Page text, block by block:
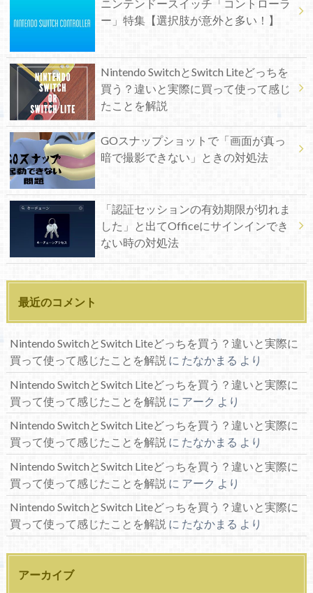
ニンテンドースイッチ「コントローラ
ー」特集【選択肢が意外と多い！】
Nintendo SwitchとSwitch Liteどっちを
買う？違いと実際に買って使って感じ
たことを解説
GOスナップショットで「画面が真っ
暗で撮影できない」ときの対処法
「認証セッションの有効期限が切れま
した」と出てOfficeにサインインでき
ない時の対処法
最近のコメント
Nintendo SwitchとSwitch Liteどっちを買う？違いと実際に
買って使って感じたことを解説 に たなかまる より
Nintendo SwitchとSwitch Liteどっちを買う？違いと実際に
買って使って感じたことを解説 に アーク より
Nintendo SwitchとSwitch Liteどっちを買う？違いと実際に
買って使って感じたことを解説 に たなかまる より
Nintendo SwitchとSwitch Liteどっちを買う？違いと実際に
買って使って感じたことを解説 に アーク より
Nintendo SwitchとSwitch Liteどっちを買う？違いと実際に
買って使って感じたことを解説 に たなかまる より
アーカイブ